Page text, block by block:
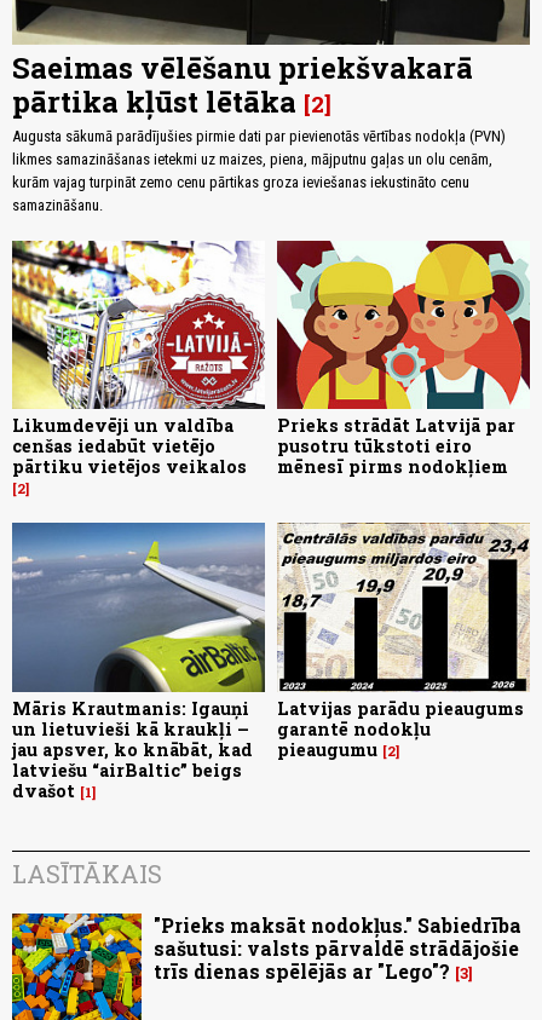
Saeimas vēlēšanu priekšvakarā
pārtika kļūst lētāka 2
Augusta sākumā parādījušies pirmie dati par pievienotās vērtības nodokļa (PVN)
likmes samazināšanas ietekmi uz maizes, piena, mājputnu gaļas un olu cenām,
kurām vajag turpināt zemo cenu pārtikas groza ieviešanas iekustināto cenu
samazināšanu.
Likumdevēji un valdība
cenšas iedabūt vietējo
pārtiku vietējos veikalos
2
Prieks strādāt Latvijā par
pusotru tūkstoti eiro
mēnesī pirms nodokļiem
Māris Krautmanis: Igauņi
un lietuvieši kā kraukļi –
jau apsver, ko knābāt, kad
latviešu “airBaltic” beigs
dvašot
1
Latvijas parādu pieaugums
garantē nodokļu
pieaugumu 2
LASĪTĀKAIS
"Prieks maksāt nodokļus." Sabiedrība
sašutusi: valsts pārvaldē strādājošie
trīs dienas spēlējās ar "Lego"? 3